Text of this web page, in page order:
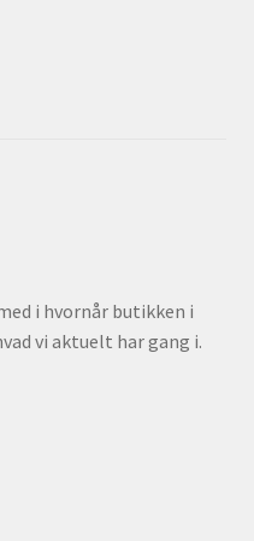
i hvornår butikken i
vi aktuelt har gang i.